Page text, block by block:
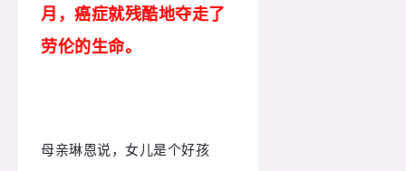
月，癌症就残酷地夺走了
劳伦的生命。
母亲琳恩说，女儿是个好孩